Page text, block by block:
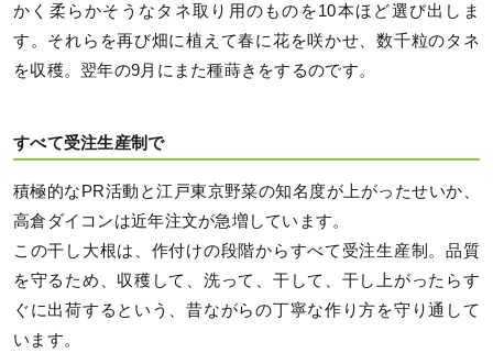
かく柔らかそうなタネ取り用のものを10本ほど選び出しま
す。それらを再び畑に植えて春に花を咲かせ、数千粒のタネ
を収穫。翌年の9月にまた種蒔きをするのです。
すべて受注生産制で
積極的なPR活動と江戸東京野菜の知名度が上がったせいか、
高倉ダイコンは近年注文が急増しています。
この干し大根は、作付けの段階からすべて受注生産制。品質
を守るため、収穫して、洗って、干して、干し上がったらす
ぐに出荷するという、昔ながらの丁寧な作り方を守り通して
います。